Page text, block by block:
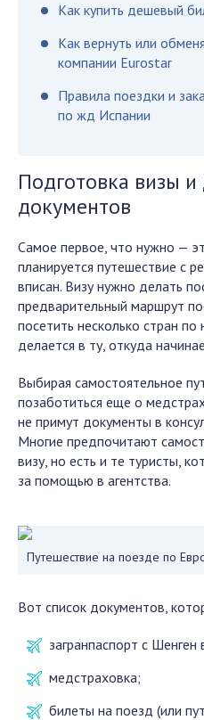
Как купить дешевый
Как вернуть или
компании Eurostar
Правила поездки и
по жд Испании
Подготовка визы и
документов
Самое первое, что нужно —
планируется путешествие с
вписан. Визу нужно делать
предварительный маршрут
посетить несколько стран
делается в ту, откуда
Выбирая самостоятельное
позаботиться еще о
не примут документы в
Многие предпочитают
визу, но есть и те туристы,
за помощью в агентства.
Путешествие на поезде по
Вот список документов,
загранпаспорт с Шенген
медстраховка;
билеты на поезд (или